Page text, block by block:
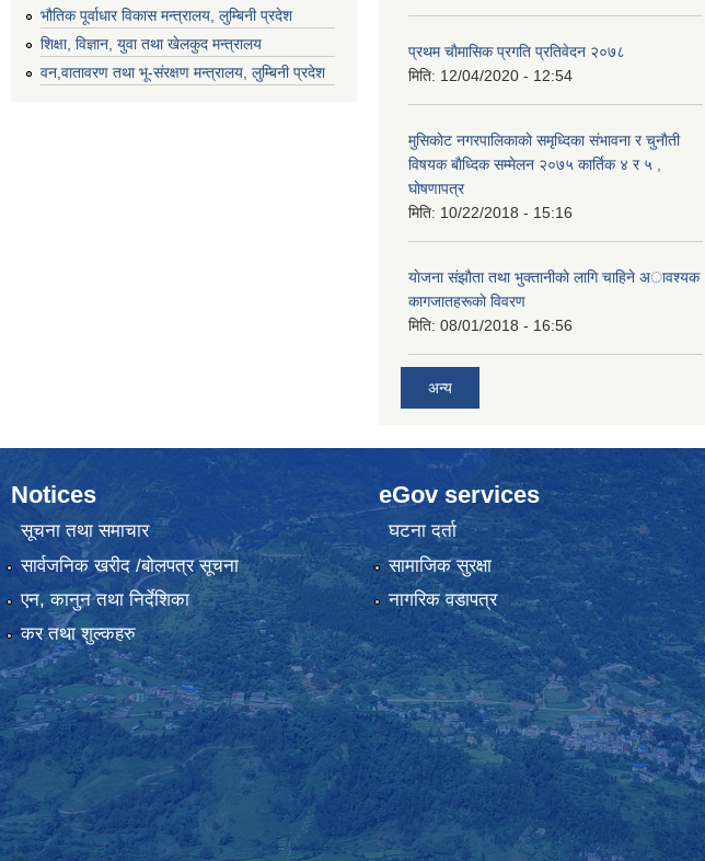
भौतिक पूर्वाधार विकास मन्त्रालय, लुम्बिनी प्रदेश
शिक्षा, विज्ञान, युवा तथा खेलकुद मन्‍‍त्रालय
वन,वातावरण तथा भू-संरक्षण मन्त्रालय, लुम्बिनी प्रदेश
प्रथम चाैमासिक प्रगति प्रतिवेदन २०७८
मिति: 12/04/2020 - 12:54
मुसिकाेट नगरपालिकाकाे समृध्दिका संभावना र चुनाैती
विषयक बाैध्दिक सम्मेलन २०७५ कार्तिक ४ र ५ ,
घाेषणापत्र
मिति: 10/22/2018 - 15:16
याेजना संझाैता तथा भुक्तानीकाे लागि चाहिने अावश्यक
कागजातहरूकाे विवरण
मिति: 08/01/2018 - 16:56
अन्य
Notices
सूचना तथा समाचार
सार्वजनिक खरीद /बोलपत्र सूचना
एन, कानुन तथा निर्देशिका
कर तथा शुल्कहरु
eGov services
घटना दर्ता
सामाजिक सुरक्षा
नागरिक वडापत्र